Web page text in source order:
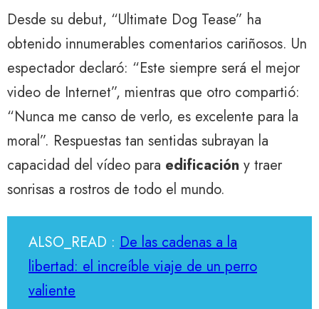
Desde su debut, “Ultimate Dog Tease” ha
obtenido innumerables comentarios cariñosos. Un
espectador declaró: “Este siempre será el mejor
video de Internet”, mientras que otro compartió:
“Nunca me canso de verlo, es excelente para la
moral”. Respuestas tan sentidas subrayan la
capacidad del vídeo para edificación y traer
sonrisas a rostros de todo el mundo.
ALSO_READ : De las cadenas a la
libertad: el increíble viaje de un perro
valiente